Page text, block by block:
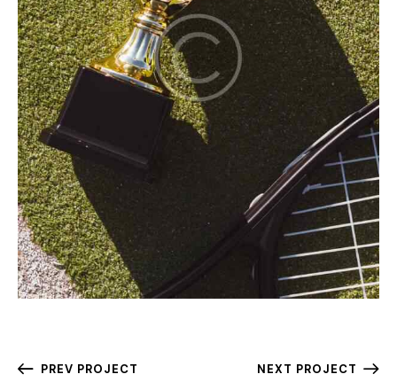
PREV PROJECT NEXT PROJECT